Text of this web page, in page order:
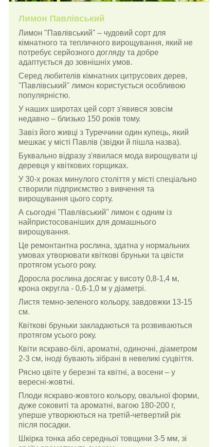
Лимон Павлівський
Лимон "Павлівський" – чудовий сорт для
кімнатного та тепличного вирощування, який не
потребує серйозного догляду та добре
адаптується до зовнішніх умов.
Серед любителів кімнатних цитрусових дерев,
"Павлівський" лимон користується особливою
популярністю.
У наших широтах цей сорт з'явився зовсім
недавно – близько 150 років тому.
Завіз його живці з Туреччини один купець, який
мешкає у місті Павлів (звідки й пішла назва).
Буквально відразу з'явилася мода вирощувати ці
деревця у квіткових горщиках.
У 30-х роках минулого століття у місті спеціально
створили підприємство з вивчення та
вирощування цього сорту.
А сьогодні "Павлівський" лимон є одним із
найпристосованіших для домашнього
вирощування.
Це ремонтантна рослина, здатна у нормальних
умовах утворювати квіткові бруньки та цвісти
протягом усього року.
Доросла рослина досягає у висоту 0,8-1,4 м,
крона округла - 0,6-1,0 м у діаметрі.
Листя темно-зеленого кольору, завдовжки 13-15
см.
Квіткові бруньки закладаються та розвиваються
протягом усього року.
Квіти яскраво-білі, ароматні, одиночні, діаметром
2-3 см, іноді бувають зібрані в невеликі суцвіття.
Рясно цвіте у березні та квітні, а восени – у
вересні-жовтні.
Плоди яскраво-жовтого кольору, овальної форми,
дуже соковиті та ароматні, вагою 180-200 г,
уперше утворюються на третій-четвертий рік
після посадки.
Шкірка тонка або середньої товщини 3-5 мм, зі